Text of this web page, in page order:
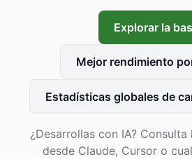
Explorar la
Mejor rendimiento
Estadísticas globales de
¿Desarrollas con IA?
desde Claude, Cursor o